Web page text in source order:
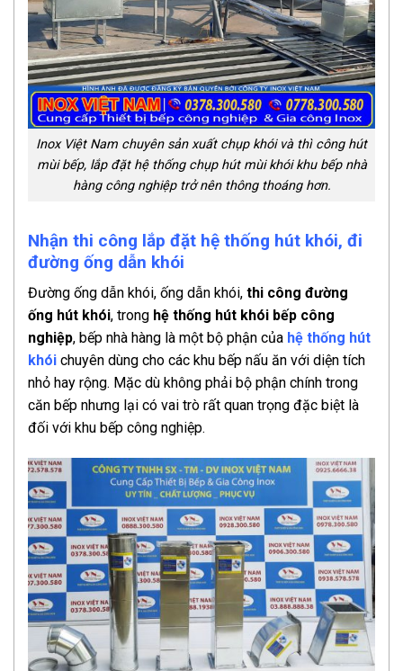
Inox Việt Nam chuyên sản xuất chụp khói và thì công hút
mùi bếp, lắp đặt hệ thống chụp hút mùi khói khu bếp nhà
hàng công nghiệp trở nên thông thoáng hơn.
Nhận thi công lắp đặt hệ thống hút khói, đi
đường ống dẫn khói
Đường ống dẫn khói, ống dẫn khói, thi công đường
ống hút khói, trong hệ thống hút khói bếp công
nghiệp, bếp nhà hàng là một bộ phận của hệ thống hút
khói chuyên dùng cho các khu bếp nấu ăn với diện tích
nhỏ hay rộng. Mặc dù không phải bộ phận chính trong
căn bếp nhưng lại có vai trò rất quan trọng đặc biệt là
đối với khu bếp công nghiệp.